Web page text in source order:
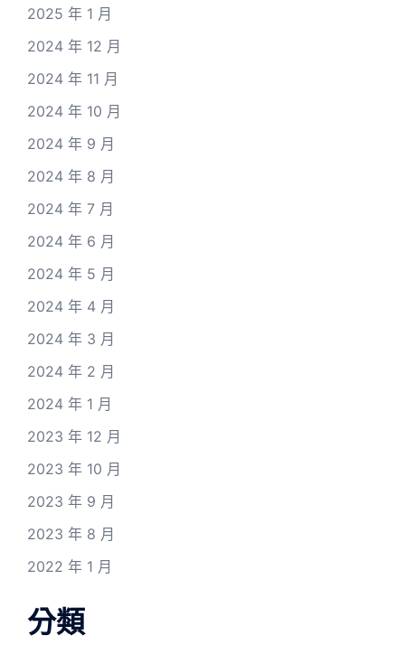
2025 年 1 月
2024 年 12 月
2024 年 11 月
2024 年 10 月
2024 年 9 月
2024 年 8 月
2024 年 7 月
2024 年 6 月
2024 年 5 月
2024 年 4 月
2024 年 3 月
2024 年 2 月
2024 年 1 月
2023 年 12 月
2023 年 10 月
2023 年 9 月
2023 年 8 月
2022 年 1 月
分類